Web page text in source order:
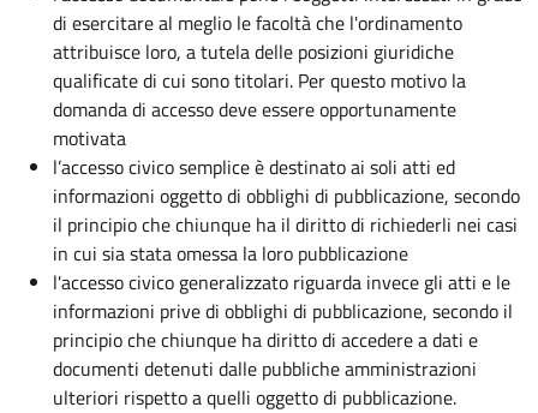
di esercitare al meglio le facoltà che l'ordinamento
attribuisce loro, a tutela delle posizioni giuridiche
qualificate di cui sono titolari. Per questo motivo la
domanda di accesso deve essere opportunamente
motivata
l’accesso civico semplice è destinato ai soli atti ed
informazioni oggetto di obblighi di pubblicazione, secondo
il principio che chiunque ha il diritto di richiederli nei casi
in cui sia stata omessa la loro pubblicazione
l'accesso civico generalizzato riguarda invece gli atti e le
informazioni prive di obblighi di pubblicazione, secondo il
principio che chiunque ha diritto di accedere a dati e
documenti detenuti dalle pubbliche amministrazioni
ulteriori rispetto a quelli oggetto di pubblicazione.